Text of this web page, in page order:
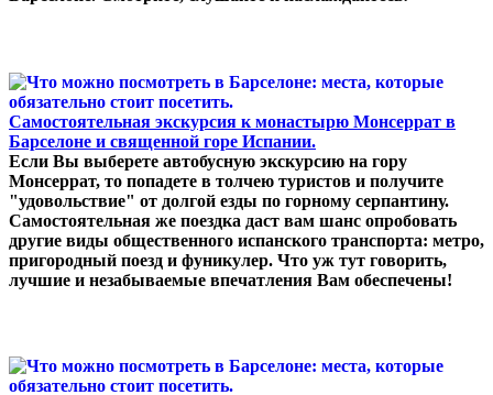
Самостоятельная экскурсия к монастырю Монсеррат в
Барселоне и священной горе Испании.
Если Вы выберете автобусную экскурсию на гору
Монсеррат, то попадете в толчею туристов и получите
"удовольствие" от долгой езды по горному серпантину.
Самостоятельная же поездка даст вам шанс опробовать
другие виды общественного испанского транспорта: метро,
пригородный поезд и фуникулер. Что уж тут говорить,
лучшие и незабываемые впечатления Вам обеспечены!